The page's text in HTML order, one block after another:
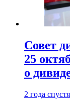
Совет
25
о
2 года спустя